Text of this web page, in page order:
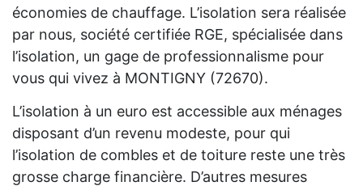
économies de chauffage. L’isolation sera réalisée
par nous, société certifiée RGE, spécialisée dans
l’isolation, un gage de professionnalisme pour
vous qui vivez à MONTIGNY (72670).
L’isolation à un euro est accessible aux ménages
disposant d’un revenu modeste, pour qui
l’isolation de combles et de toiture reste une très
grosse charge financière. D’autres mesures